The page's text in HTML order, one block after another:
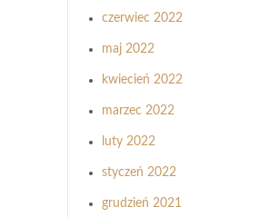
czerwiec 2022
maj 2022
kwiecień 2022
marzec 2022
luty 2022
styczeń 2022
grudzień 2021